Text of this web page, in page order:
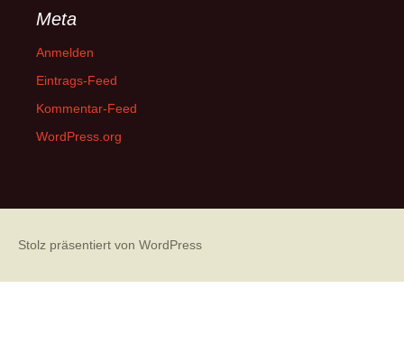
Meta
Anmelden
Eintrags-Feed
Kommentar-Feed
WordPress.org
Stolz präsentiert von WordPress